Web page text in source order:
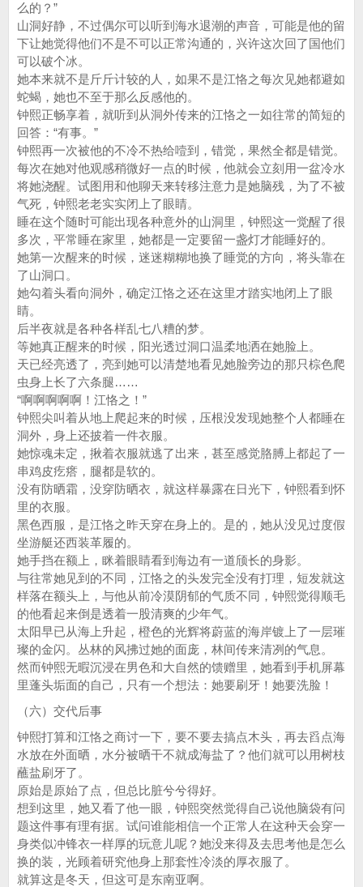
么的？”
山洞好静，不过偶尔可以听到海水退潮的声音，可能是他的留
下让她觉得他们不是不可以正常沟通的，兴许这次回了国他们
可以破个冰。
她本来就不是斤斤计较的人，如果不是江恪之每次见她都避如
蛇蝎，她也不至于那么反感他的。
钟熙正畅享着，就听到从洞外传来的江恪之一如往常的简短的
回答：“有事。”
钟熙再一次被他的不冷不热给噎到，错觉，果然全都是错觉。
每次在她对他观感稍微好一点的时候，他就会立刻用一盆冷水
将她浇醒。试图用和他聊天来转移注意力是她脑残，为了不被
气死，钟熙老老实实闭上了眼睛。
睡在这个随时可能出现各种意外的山洞里，钟熙这一觉醒了很
多次，平常睡在家里，她都是一定要留一盏灯才能睡好的。
她第一次醒来的时候，迷迷糊糊地换了睡觉的方向，将头靠在
了山洞口。
她勾着头看向洞外，确定江恪之还在这里才踏实地闭上了眼
睛。
后半夜就是各种各样乱七八糟的梦。
等她真正醒来的时候，阳光透过洞口温柔地洒在她脸上。
天已经亮透了，亮到她可以清楚地看见她脸旁边的那只棕色爬
虫身上长了六条腿……
“啊啊啊啊啊！江恪之！”
钟熙尖叫着从地上爬起来的时候，压根没发现她整个人都睡在
洞外，身上还披着一件衣服。
她惊魂未定，揪着衣服就逃了出来，甚至感觉胳膊上都起了一
串鸡皮疙瘩，腿都是软的。
没有防晒霜，没穿防晒衣，就这样暴露在日光下，钟熙看到怀
里的衣服。
黑色西服，是江恪之昨天穿在身上的。是的，她从没见过度假
坐游艇还西装革履的。
她手挡在额上，眯着眼睛看到海边有一道颀长的身影。
与往常她见到的不同，江恪之的头发完全没有打理，短发就这
样落在额头上，与他从前冷漠阴郁的气质不同，钟熙觉得顺毛
的他看起来倒是透着一股清爽的少年气。
太阳早已从海上升起，橙色的光辉将蔚蓝的海岸镀上了一层璀
璨的金闪。丛林的风拂过她的面庞，林间传来清冽的气息。
然而钟熙无暇沉浸在男色和大自然的馈赠里，她看到手机屏幕
里蓬头垢面的自己，只有一个想法：她要刷牙！她要洗脸！
（六）交代后事
钟熙打算和江恪之商讨一下，要不要去搞点木头，再去舀点海
水放在外面晒，水分被晒干不就成海盐了？他们就可以用树枝
蘸盐刷牙了。
原始是原始了点，但总比脏兮兮得好。
想到这里，她又看了他一眼，钟熙突然觉得自己说他脑袋有问
题这件事有理有据。试问谁能相信一个正常人在这种天会穿一
身类似冲锋衣一样厚的玩意儿呢？她没来得及去思考他是怎么
换的装，光顾着研究他身上那套性冷淡的厚衣服了。
就算这是冬天，但这可是东南亚啊。